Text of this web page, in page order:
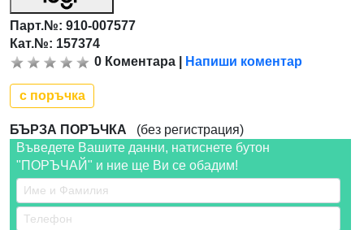
Парт.№:910-007577
Кат.№: 157374
0 Коментара Напиши коментар
с поръчка
БЪРЗА ПОРЪЧКА (без регистрация)
Въведете Вашите данни, натиснете бутон
"ПОРЪЧАЙ" и ние ще Ви се обадим!